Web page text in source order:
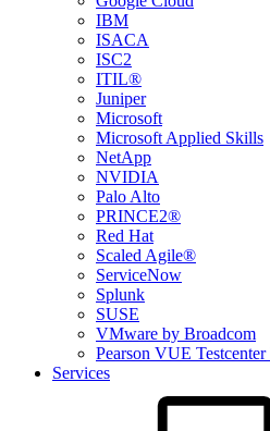
IBM
ISACA
ISC2
ITIL®
Juniper
Microsoft
Microsoft Applied Skills
NetApp
NVIDIA
Palo Alto
PRINCE2®
Red Hat
Scaled Agile®
ServiceNow
Splunk
SUSE
VMware by Broadcom
Pearson VUE
Services